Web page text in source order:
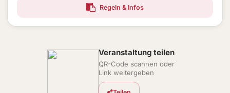
Regeln & Infos
Veranstaltung teilen
QR-Code scannen oder
Link weitergeben